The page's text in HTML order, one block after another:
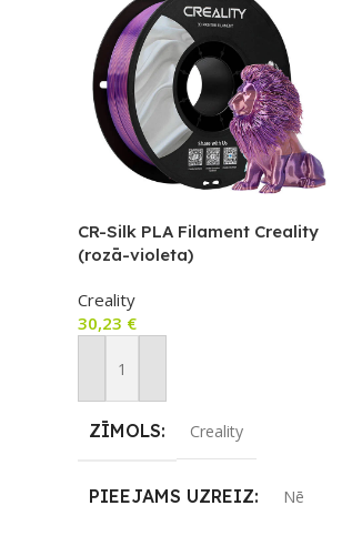
CR-Silk PLA Filament Creality
(rozā-violeta)
Creality
30,23 €
Pievienot Grozam
ZĪMOLS Creality
PIEEJAMS UZREIZ Nē